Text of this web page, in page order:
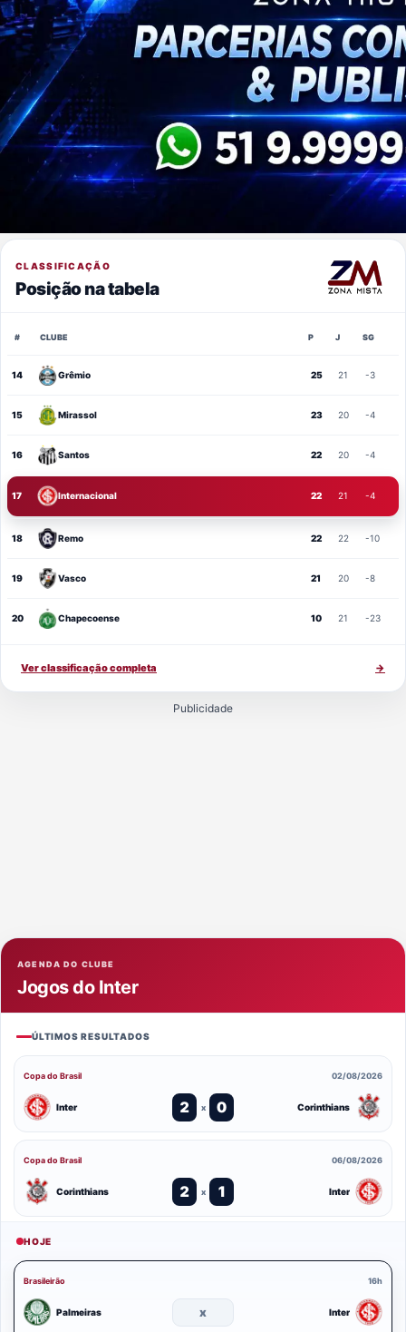
CLASSIFICAÇÃO
Posição na tabela
# CLUBE P J SG
14 Grêmio 25 21 -3
15 Mirassol 23 20 -4
16 Santos 22 20 -4
17 Internacional 22 21 -4
18 Remo 22 22 -10
19 Vasco 21 20 -8
20 Chapecoense 10 21 -23
Ver classificação completa →
Publicidade
AGENDA DO CLUBE
Jogos do Inter
ÚLTIMOS RESULTADOS
Copa do Brasil 02/08/2026
Inter 2 x 0 Corinthians
Copa do Brasil 06/08/2026
Corinthians 2 x 1 Inter
HOJE
Brasileirão 16h
Palmeiras x Inter